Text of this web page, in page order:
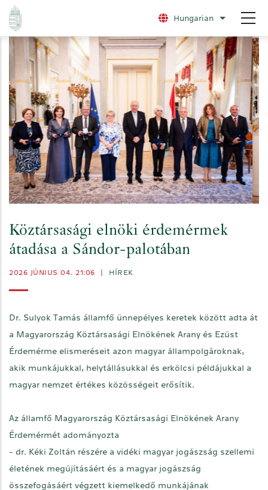
Ugrás
tartalomra
Hungarian További
Köztársasági elnöki érdemérmek
átadása a Sándor-palotában
2026 JÚNIUS 04. 21:06 HÍREK
Dr. Sulyok Tamás államfő ünnepélyes keretek között adta át
a Magyarország Köztársasági Elnökének Arany és Ezüst
Érdemérme elismeréseit azon magyar állampolgároknak,
akik munkájukkal, helytállásukkal és erkölcsi példájukkal a
magyar nemzet értékes közösségeit erősítik.
Az államfő Magyarország Köztársasági Elnökének Arany
Érdemérmét adományozta
- dr. Kéki Zoltán részére a vidéki magyar jogászság szellemi
életének megújításáért és a magyar jogászság
összefogásáért végzett kiemelkedő munkájának